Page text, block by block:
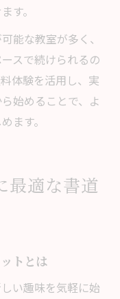
す。
能な教室が多く、
スで続けられるの
体験を活用し、実
始めることで、よ
ます。
最適な書道
トとは
い趣味を気軽に始